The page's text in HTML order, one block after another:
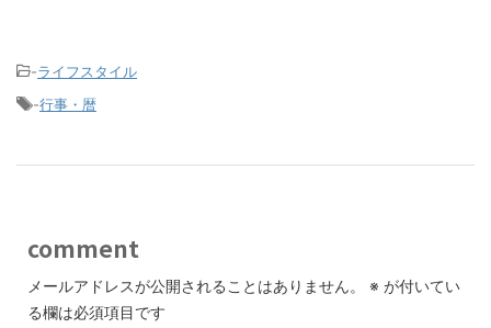
-ライフスタイル
-行事・暦
comment
メールアドレスが公開されることはありません。 ※ が付いてい
る欄は必須項目です